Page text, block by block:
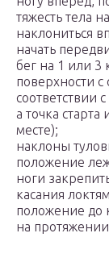
тяжесть тела
наклониться
начать
бег на 1 или 3
поверхности с
соответствии
а точка
месте);
наклоны
положение
ноги
касания
положение до
на